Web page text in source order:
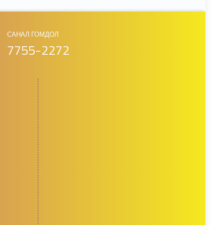
САНАЛ ГОМДОЛ
7755-2272